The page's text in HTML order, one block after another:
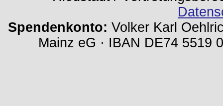
Spendenkonto: Volker Karl
Mainz eG · IBAN DE74 5519